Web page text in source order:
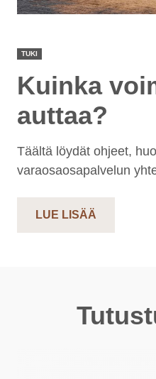
TUKI
Kuinka
auttaa?
Täältä löydät ohjeet,
varaosaosapalvelun
LUE LISÄÄ